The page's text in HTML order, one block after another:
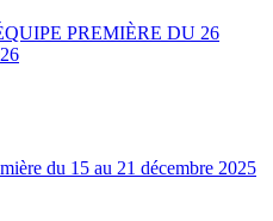
PREMIÈRE DU 26
du 15 au 21 décembre 2025